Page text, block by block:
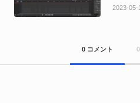
Blender
CM風
2023-05-
0 コメント